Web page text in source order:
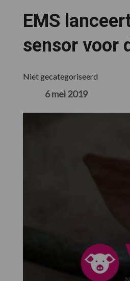
EMS
sensor voor
Niet gecategoriseerd
6 mei 2019